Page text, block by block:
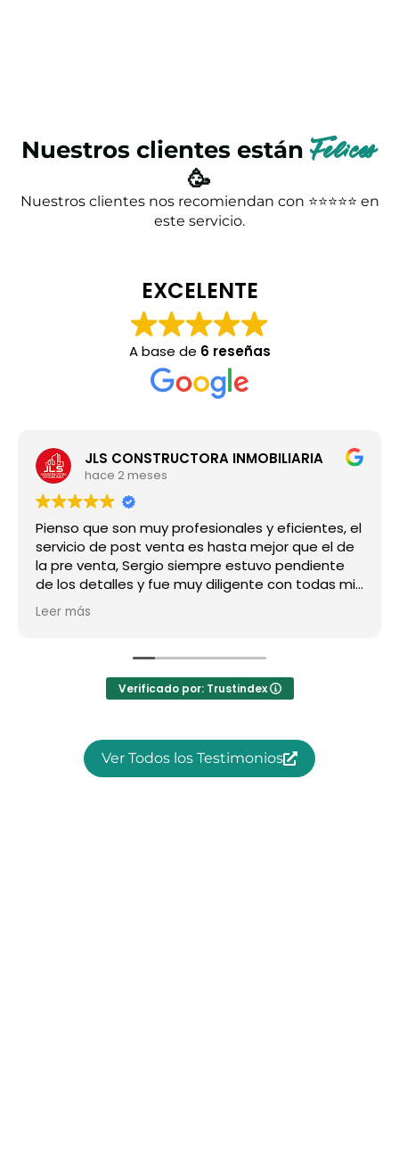
Nuestros clientes están Felices
🥳
Nuestros clientes nos recomiendan con ⭐⭐⭐⭐⭐ en
este servicio.
EXCELENTE
A base de 6 reseñas
JLS CONSTRUCTORA INMOBILIARIA
hace 2 meses
Pienso que son muy profesionales y eficientes, el
servicio de post venta es hasta mejor que el de
la pre venta, Sergio siempre estuvo pendiente
de los detalles y fue muy diligente con todas mis
preguntas, super recomendado, a nosotros nos
ha ido increíble!!!
Leer más
Verificado por: Trustindex
Ver Todos los Testimonios